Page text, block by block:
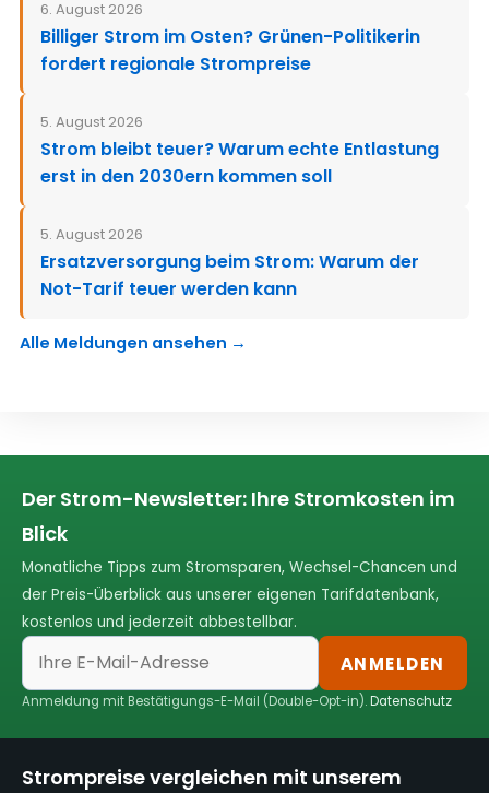
6. August 2026
Billiger Strom im Osten? Grünen-Politikerin
fordert regionale Strompreise
5. August 2026
Strom bleibt teuer? Warum echte Entlastung
erst in den 2030ern kommen soll
5. August 2026
Ersatzversorgung beim Strom: Warum der
Not-Tarif teuer werden kann
Alle Meldungen ansehen →
Der Strom-Newsletter: Ihre Stromkosten im
Blick
Monatliche Tipps zum Stromsparen, Wechsel-Chancen und
der Preis-Überblick aus unserer eigenen Tarifdatenbank,
kostenlos und jederzeit abbestellbar.
ANMELDEN
Anmeldung mit Bestätigungs-E-Mail (Double-Opt-in).Datenschutz
Strompreise vergleichen mit unserem